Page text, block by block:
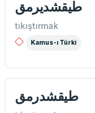
طیقشديرمق
tıkıştırmak
Kamus-ı Türki
طيقشدرمق